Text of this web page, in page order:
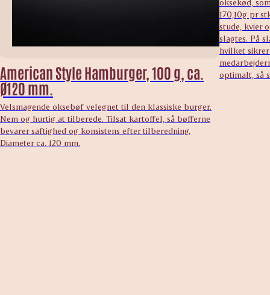
American Style Hamburger, 100 g, ca.
Ø120 mm.
Velsmagende oksebøf velegnet til den klassiske burger.
Nem og hurtig at tilberede. Tilsat kartoffel, så bøfferne
bevarer saftighed og konsistens efter tilberedning.
Diameter ca. 120 mm.
oksekød,
170,10g pr
stude, kvier
slagtes. På
hvilket
optimalt, så